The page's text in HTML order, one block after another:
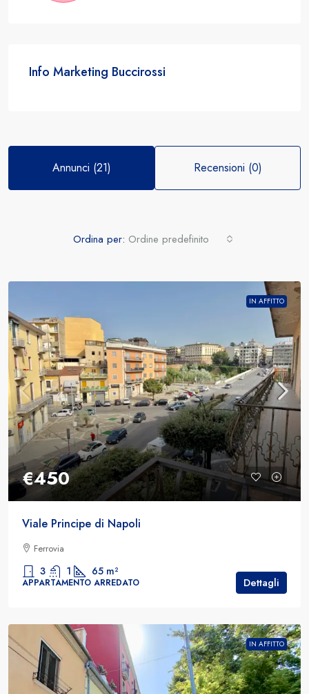
Info Marketing Buccirossi
Annunci (21) Recensioni (0)
Ordina per: Ordine predefinito
IN AFFITTO
€450
Viale Principe di Napoli
Ferrovia
3 1 65 m²
APPARTAMENTO ARREDATO Dettagli
IN AFFITTO